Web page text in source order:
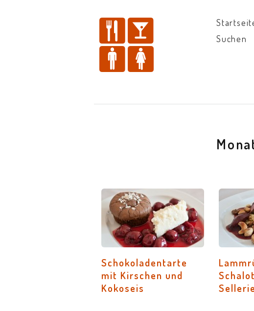
Suchen
Schokoladentarte
mit Kirschen und
Kokoseis
Sellerie